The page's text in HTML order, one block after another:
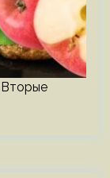
Вторые